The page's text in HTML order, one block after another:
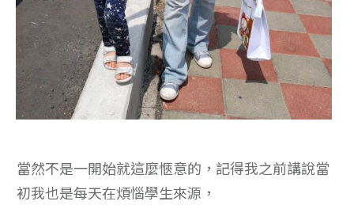
當然不是一開始就這麼愜意的，記得我之前講說當
初我也是每天在煩惱學生來源，